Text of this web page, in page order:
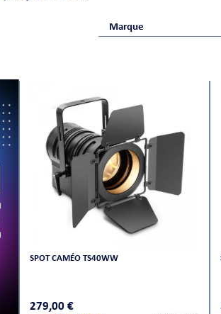
Marque
SPOT CAMÉO TS40WW
279,00 €